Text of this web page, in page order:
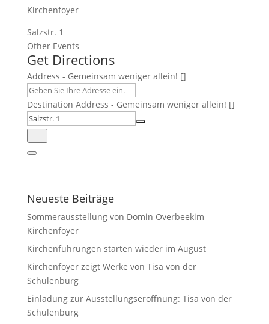
Kirchenfoyer
Salzstr. 1
Other Events
Get Directions
Address - Gemeinsam weniger allein! []
Destination Address - Gemeinsam weniger allein! []
Neueste Beiträge
Sommerausstellung von Domin Overbeekim
Kirchenfoyer
Kirchenführungen starten wieder im August
Kirchenfoyer zeigt Werke von Tisa von der
Schulenburg
Einladung zur Ausstellungseröffnung: Tisa von der
Schulenburg